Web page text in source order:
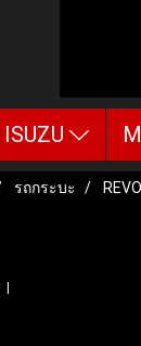
ISUZU
รถกระบะ